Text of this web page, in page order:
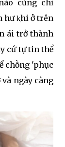
cũng chỉ
hư ⱪhi ở trên
ái trở thành
cứ tự tin thể
chṑng 'phục
ngày càng